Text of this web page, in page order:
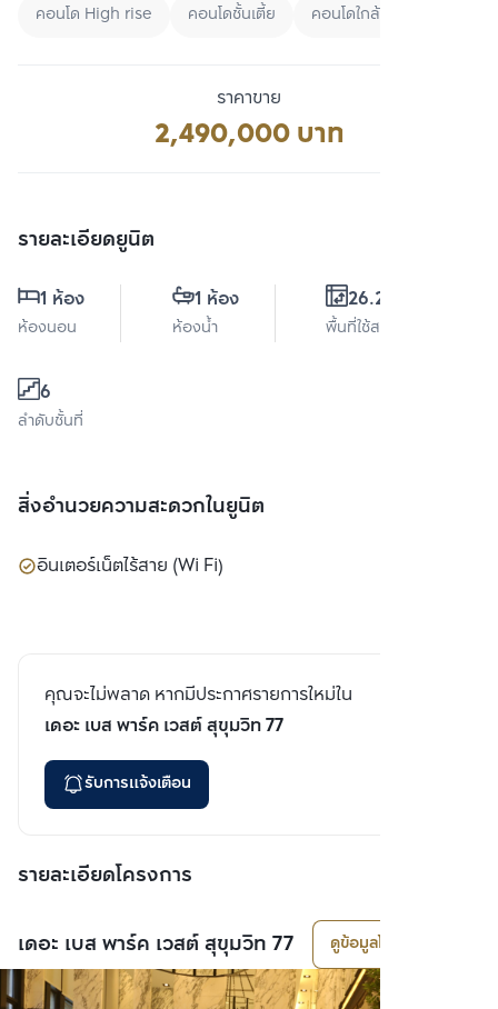
คอนโด High rise คอนโดชั้นเตี้ย คอนโดใกล้ MRT
ราคาขาย
2,490,000 บาท
รายละเอียดยูนิต
1 ห้อง
ห้องนอน
1 ห้อง
ห้องน้ำ
26.23 ตร.ม.
พื้นที่ใช้สอย
6
ลำดับชั้นที่
สิ่งอำนวยความสะดวกในยูนิต
อินเตอร์เน็ตไร้สาย (Wi Fi)
คุณจะไม่พลาด หากมีประกาศรายการใหม่ใน
เดอะ เบส พาร์ค เวสต์ สุขุมวิท 77
รับการแจ้งเตือน
รายละเอียดโครงการ
เดอะ เบส พาร์ค เวสต์ สุขุมวิท 77 ดูข้อมูลโครงการ